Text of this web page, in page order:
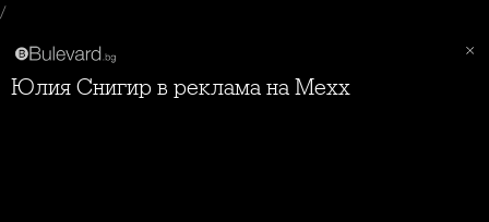
/
Юлия Снигир в реклама на Mexx